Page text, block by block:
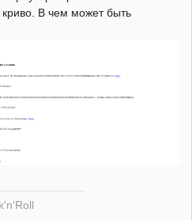
криво. В чем может быть